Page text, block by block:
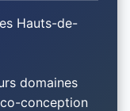
Hauts-de-
domaines
conception